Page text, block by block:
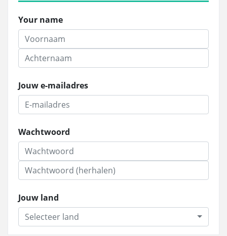
Your name
Jouw e-mailadres
Wachtwoord
Jouw land
Selecteer land